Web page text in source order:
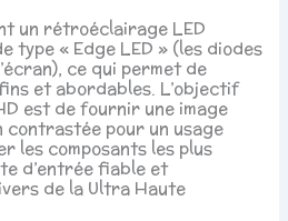
un rétroéclairage LED
type « Edge LED » (les diodes
ce qui permet de
et abordables. L’objectif
est de fournir une image
pour un usage
les composants les plus
d’entrée fiable et
de la Ultra Haute